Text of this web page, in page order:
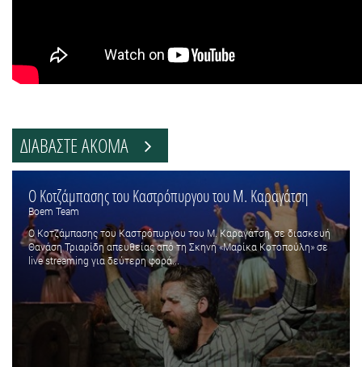
ΔΙΑΒΑΣΤΕ ΑΚΟΜΑ
O Κοτζάμπασης του Καστρόπυργου του Μ. Καραγάτση
Boem Team
O Κοτζάμπασης του Καστρόπυργου του Μ. Καραγάτση, σε διασκευή
Θανάση Τριαρίδη απευθείας από τη Σκηνή «Μαρίκα Κοτοπούλη» σε
live streaming για δεύτερη φορά...